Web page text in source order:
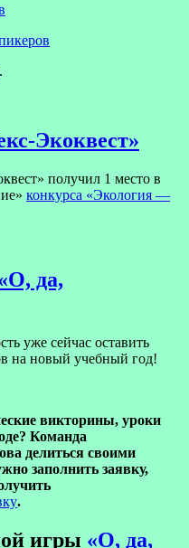
.
Экоквест»
получил 1 место в
конкурса «Экология —
да,
уже сейчас оставить
на новый учебный год!
викторины, уроки
Команда
делиться своими
заполнить заявку,
.
игры «О, да,